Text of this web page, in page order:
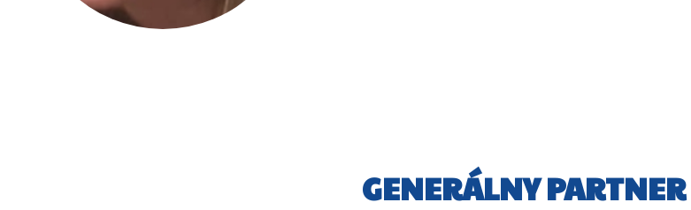
GENERÁLNY